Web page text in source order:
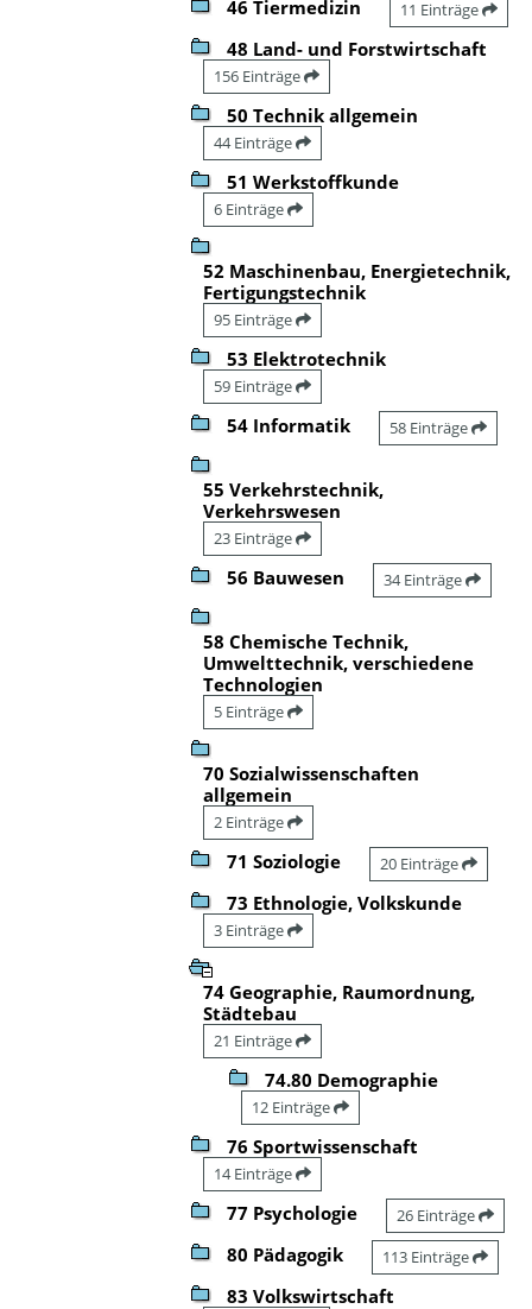
46 Tiermedizin 11 Einträge
48 Land- und Forstwirtschaft
156 Einträge
50 Technik allgemein
44 Einträge
51 Werkstoffkunde
6 Einträge
52 Maschinenbau, Energietechnik,
Fertigungstechnik
95 Einträge
53 Elektrotechnik
59 Einträge
54 Informatik 58 Einträge
55 Verkehrstechnik,
Verkehrswesen
23 Einträge
56 Bauwesen 34 Einträge
58 Chemische Technik,
Umwelttechnik, verschiedene
Technologien
5 Einträge
70 Sozialwissenschaften
allgemein
2 Einträge
71 Soziologie 20 Einträge
73 Ethnologie, Volkskunde
3 Einträge
74 Geographie, Raumordnung,
Städtebau
21 Einträge
74.80 Demographie
12 Einträge
76 Sportwissenschaft
14 Einträge
77 Psychologie 26 Einträge
80 Pädagogik 113 Einträge
83 Volkswirtschaft